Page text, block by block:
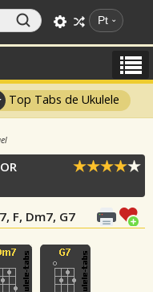
Pt
Top Tabs de Ukulele
F, Dm7, G7